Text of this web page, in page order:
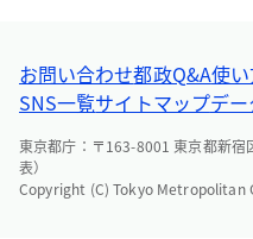
お問い合わせ都政Q&A使
SNS一覧サイトマップデ
東京都庁：〒163-8001 東京都新
表）
Copyright (C) Tokyo Metropolitan